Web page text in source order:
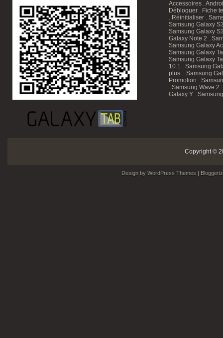
Accessoires.
Débloquer.
Fiche
Réinitialiser.
Samsung Galaxy
Samsung Galaxy
Galaxy Note 2 .
Samsung Galaxy
Samsung Galaxy
Samsung Galaxy
10.1
. Samsung
plus . Samsung
Promotion .
. Samsung Wave
Galaxy Y .
Copyright ©
Design by WordPress Themes |